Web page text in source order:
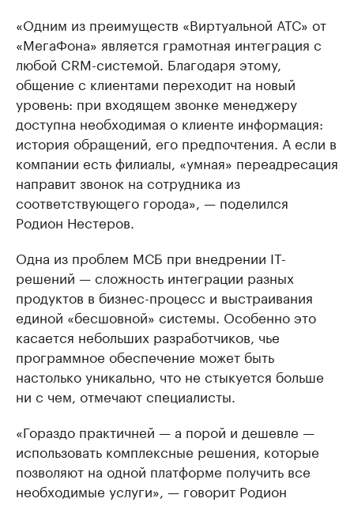
«Одним из преимуществ «Виртуальной АТС» от
«МегаФона» является грамотная интеграция с
любой CRM-системой. Благодаря этому,
общение с клиентами переходит на новый
уровень: при входящем звонке менеджеру
доступна необходимая о клиенте информация:
история обращений, его предпочтения. А если в
компании есть филиалы, «умная» переадресация
направит звонок на сотрудника из
соответствующего города», — поделился
Родион Нестеров.
Одна из проблем МСБ при внедрении IT-
решений — сложность интеграции разных
продуктов в бизнес-процесс и выстраивания
единой «бесшовной» системы. Особенно это
касается небольших разработчиков, чье
программное обеспечение может быть
настолько уникально, что не стыкуется больше
ни с чем, отмечают специалисты.
«Гораздо практичней — а порой и дешевле —
использовать комплексные решения, которые
позволяют на одной платформе получить все
необходимые услуги», — говорит Родион